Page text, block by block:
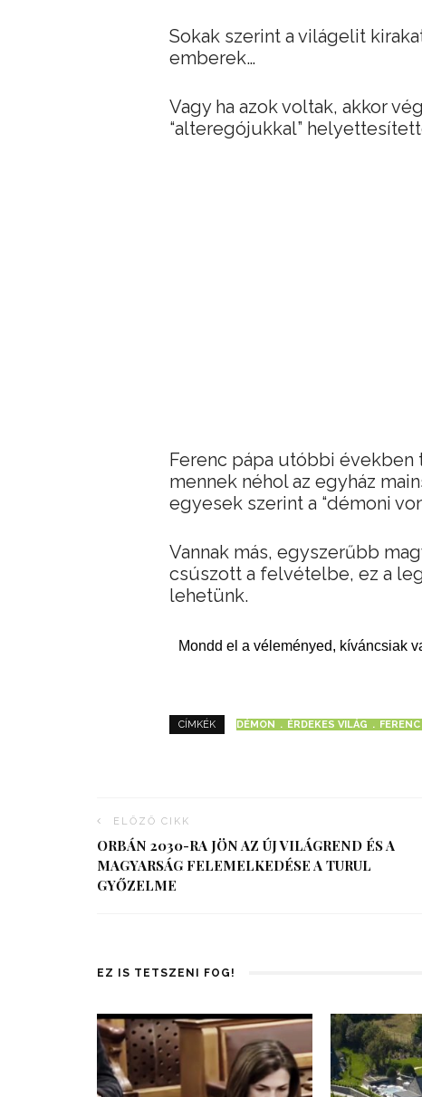
Sokak szerint a világelit
emberek…
Vagy ha azok voltak, akkor
“alteregójukkal”
Ferenc pápa utóbbi
mennek néhol az egyház
egyesek szerint a “démoni
Vannak más, egyszerűbb
csúszott a felvételbe, ez a
lehetünk.
Mondd el a véleményed, kíváncsiak
CÍMKÉK DÉMON ÉRDEKES VILÁG
ELŐZŐ CIKK
ORBÁN 2030-RA JÖN AZ ÚJ VILÁGREND ÉS A
MAGYARSÁG FELEMELKEDÉSE A TURUL
GYŐZELME
EZ IS TETSZENI FOG!